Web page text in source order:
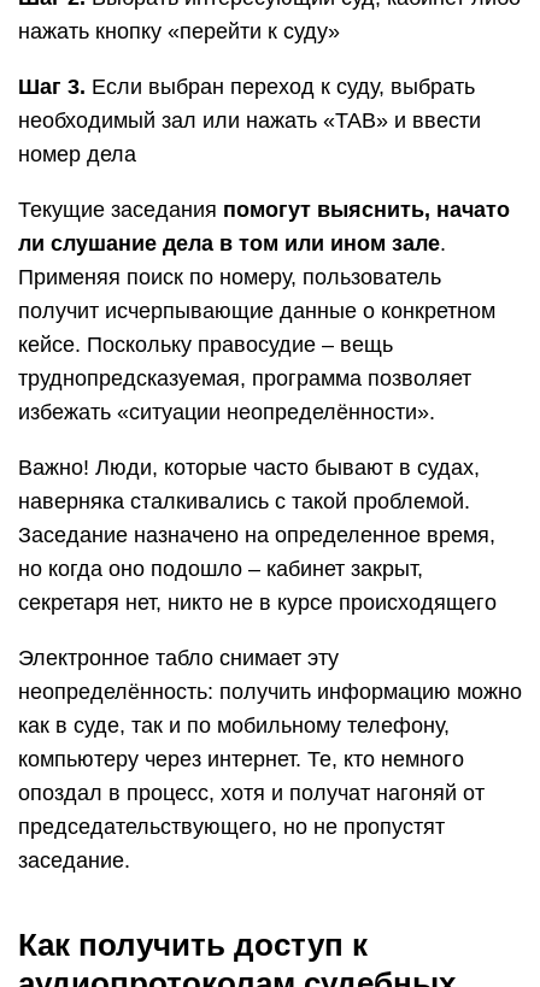
нажать кнопку «перейти к суду»
Шаг 3. Если выбран переход к суду, выбрать
необходимый зал или нажать «TAB» и ввести
номер дела
Текущие заседания помогут выяснить, начато
ли слушание дела в том или ином зале.
Применяя поиск по номеру, пользователь
получит исчерпывающие данные о конкретном
кейсе. Поскольку правосудие – вещь
труднопредсказуемая, программа позволяет
избежать «ситуации неопределённости».
Важно! Люди, которые часто бывают в судах,
наверняка сталкивались с такой проблемой.
Заседание назначено на определенное время,
но когда оно подошло – кабинет закрыт,
секретаря нет, никто не в курсе происходящего
Электронное табло снимает эту
неопределённость: получить информацию можно
как в суде, так и по мобильному телефону,
компьютеру через интернет. Те, кто немного
опоздал в процесс, хотя и получат нагоняй от
председательствующего, но не пропустят
заседание.
Как получить доступ к